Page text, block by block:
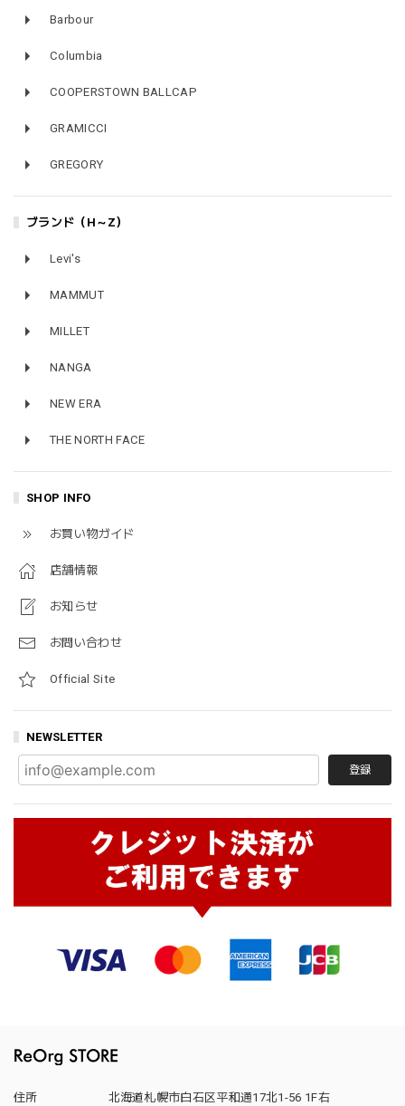
Barbour
Columbia
COOPERSTOWN BALLCAP
GRAMICCI
GREGORY
ブランド（H～Z）
Levi's
MAMMUT
MILLET
NANGA
NEW ERA
THE NORTH FACE
SHOP INFO
お買い物ガイド
店舗情報
お知らせ
お問い合わせ
Official Site
NEWSLETTER
登録
住所
北海道札幌市白石区平和通17北1-56 1F右